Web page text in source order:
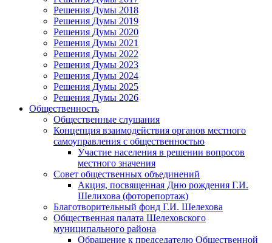
Решения Думы 2018
Решения Думы 2019
Решения Думы 2020
Решения Думы 2021
Решения Думы 2022
Решения Думы 2023
Решения Думы 2024
Решения Думы 2025
Решения Думы 2026
Общественность
Общественные слушания
Концепция взаимодействия органов местного
самоуправления с общественностью
Участие населения в решении вопросов
местного значения
Совет общественных объединений
Акция, посвященная Дню рождения Г.И.
Шелихова (фоторепортаж)
Благотворительный фонд Г.И. Шелехова
Общественная палата Шелеховского
муниципального района
Обращение к председателю Общественной